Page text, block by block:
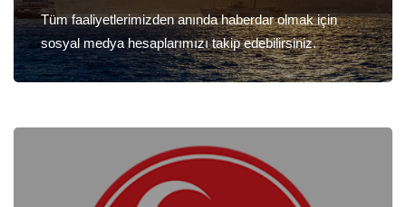
Tüm faaliyetlerimizden anında haberdar olmak için
sosyal medya hesaplarımızı takip edebilirsiniz.